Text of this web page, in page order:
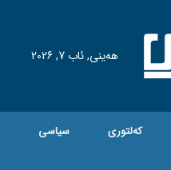
هه‌ینی, ئاب 7, 2026
کەلتوری سیاسی